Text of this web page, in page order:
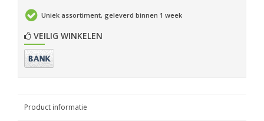
Uniek assortiment, geleverd binnen 1 week
VEILIG WINKELEN
Product informatie